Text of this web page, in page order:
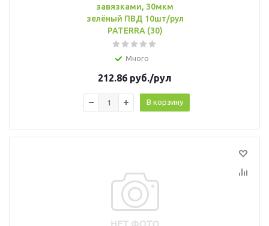
завязками, 30мкм
зелёный ПВД 10шт/рул
PATERRA (30)
Много
212.86 руб./рул
В корзину